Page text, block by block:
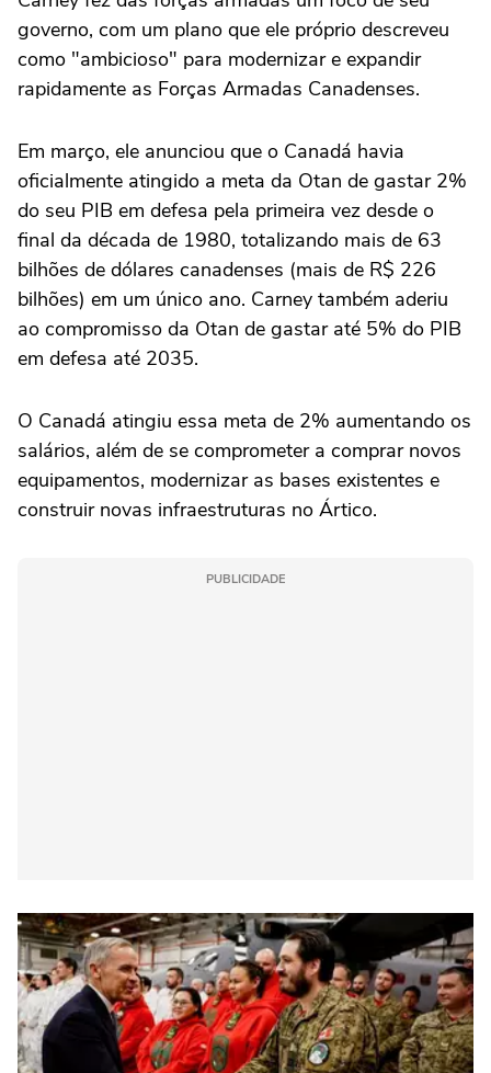
governo, com um plano que ele próprio descreveu
como "ambicioso" para modernizar e expandir
rapidamente as Forças Armadas Canadenses.
Em março, ele anunciou que o Canadá havia
oficialmente atingido a meta da Otan de gastar 2%
do seu PIB em defesa pela primeira vez desde o
final da década de 1980, totalizando mais de 63
bilhões de dólares canadenses (mais de R$ 226
bilhões) em um único ano. Carney também aderiu
ao compromisso da Otan de gastar até 5% do PIB
em defesa até 2035.
O Canadá atingiu essa meta de 2% aumentando os
salários, além de se comprometer a comprar novos
equipamentos, modernizar as bases existentes e
construir novas infraestruturas no Ártico.
PUBLICIDADE